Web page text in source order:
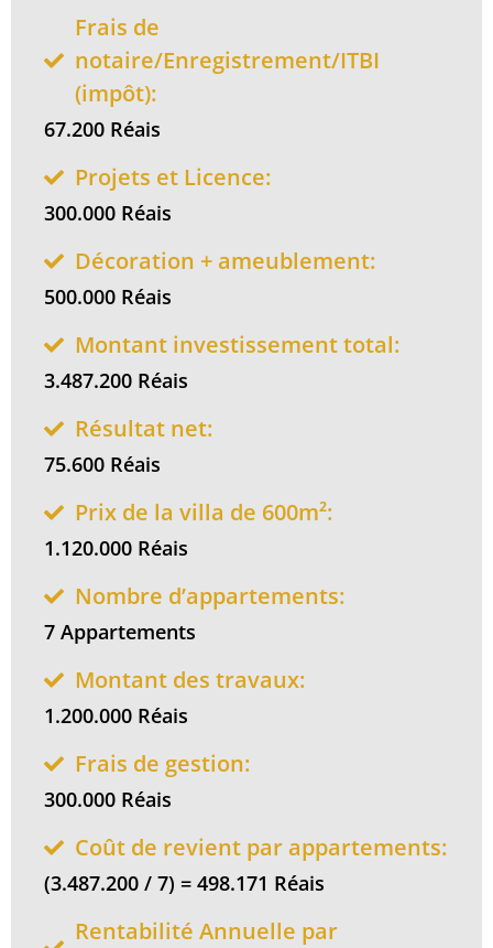
Frais de
notaire/Enregistrement/ITBI
(impôt):
67.200 Réais
Projets et Licence:
300.000 Réais
Décoration + ameublement:
500.000 Réais
Montant investissement total:
3.487.200 Réais
Résultat net:
75.600 Réais
Prix de la villa de 600m²:
1.120.000 Réais
Nombre d’appartements:
7 Appartements
Montant des travaux:
1.200.000 Réais
Frais de gestion:
300.000 Réais
Coût de revient par appartements:
(3.487.200 / 7) = 498.171 Réais
Rentabilité Annuelle par